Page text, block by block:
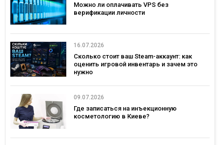
Можно ли оплачивать VPS без
верификации личности
16.07.2026
Сколько стоит ваш Steam-аккаунт: как
оценить игровой инвентарь и зачем это
нужно
09.07.2026
Где записаться на инъекционную
косметологию в Киеве?